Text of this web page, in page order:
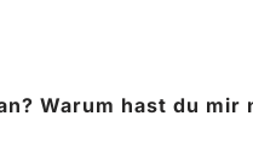
Warum hast du